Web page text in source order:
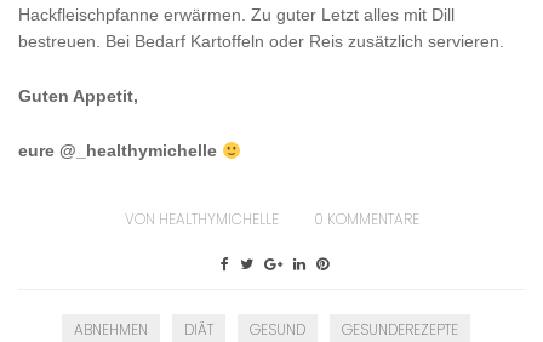
Hackfleischpfanne erwärmen. Zu guter Letzt alles mit Dill
bestreuen. Bei Bedarf Kartoffeln oder Reis zusätzlich servieren.
Guten Appetit,
eure @_healthymichelle
VON HEALTHYMICHELLE 0 KOMMENTARE
ABNEHMEN DIÄT GESUND GESUNDEREZEPTE